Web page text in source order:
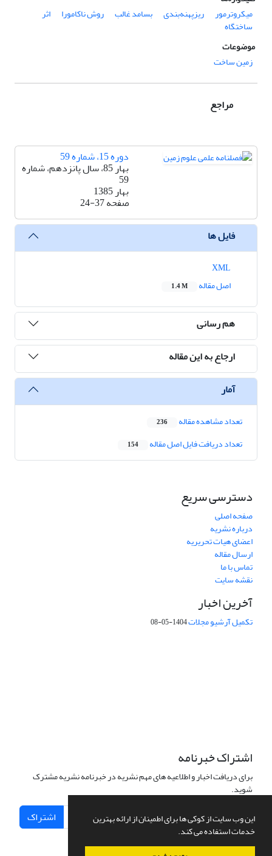
این وب سایت از کوکی ها برای اطمینان از ارائه بهترین
خدمات استفاده می کند.
میکروترمور
ریزپهنه‌بندی بسامد غالب روش ناکامورا اثر
ساختگاه
موضوعات
زمین ساخت
مراجع
دوره 15، شماره 59
بهار 85، سال پانزدهم، شماره
59
بهار 1385
صفحه24-37
فایل ها
اصل مقاله
1.4 M
هم رسانی
ارجاع به این مقاله
آمار
تعداد مشاهده مقاله 236
تعداد دریافت فایل اصل مقاله 154
دسترسی سریع
صفحه اصلی
درباره نشریه
اعضای هیات تحریریه
ارسال مقاله
تماس با ما
نقشه سایت
آخرین اخبار
تکمیل آرشیو مجلات1404-05-08
اشتراک خبرنامه
برای دریافت اخبار و اطلاعیه های مهم نشریه در خبرنامه نشریه مشترک
شوید.
اشتراک